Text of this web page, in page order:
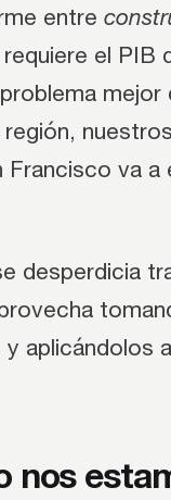
entre
el PIB
Francisco va
desperdicia
aplicándolos
nos